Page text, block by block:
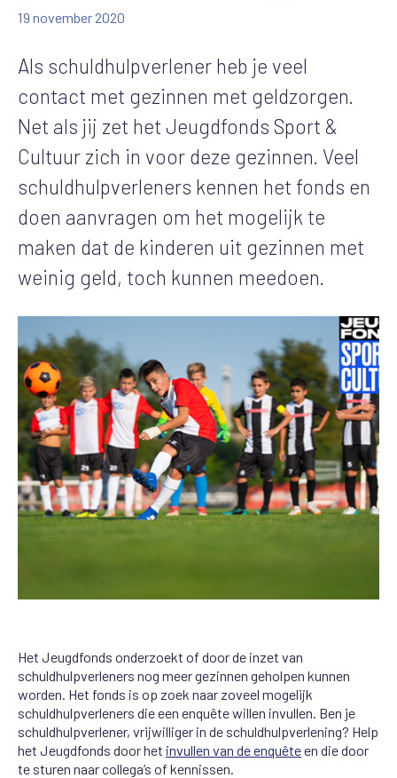
19 november 2020
Als schuldhulpverlener heb je veel
contact met gezinnen met geldzorgen.
Net als jij zet het Jeugdfonds Sport &
Cultuur zich in voor deze gezinnen. Veel
schuldhulpverleners kennen het fonds en
doen aanvragen om het mogelijk te
maken dat de kinderen uit gezinnen met
weinig geld, toch kunnen meedoen.
Het Jeugdfonds onderzoekt of door de inzet van
schuldhulpverleners nog meer gezinnen geholpen kunnen
worden. Het fonds is op zoek naar zoveel mogelijk
schuldhulpverleners die een enquête willen invullen. Ben je
schuldhulpverlener, vrijwilliger in de schuldhulpverlening? Help
het Jeugdfonds door het invullen van de enquêteen die door
te sturen naar collega’s of kennissen.